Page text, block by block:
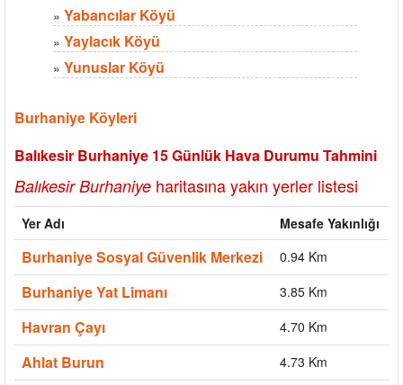
» Yabancılar Köyü
» Yaylacık Köyü
» Yunuslar Köyü
Burhaniye Köyleri
Balıkesir Burhaniye 15 Günlük Hava Durumu Tahmini
Balıkesir Burhaniye haritasına yakın yerler listesi
Yer Adı Mesafe Yakınlığı
Burhaniye Sosyal Güvenlik Merkezi 0.94 Km
Burhaniye Yat Limanı 3.85 Km
Havran Çayı 4.70 Km
Ahlat Burun 4.73 Km